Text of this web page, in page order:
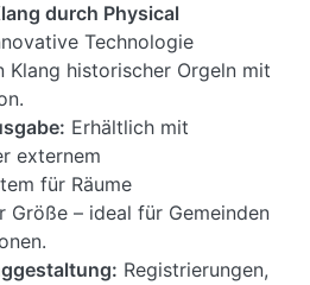
durch Physical
Technologie
Klang historischer Orgeln mit
Erhältlich mit
externem
für Räume
Größe – ideal für Gemeinden
Registrierungen,